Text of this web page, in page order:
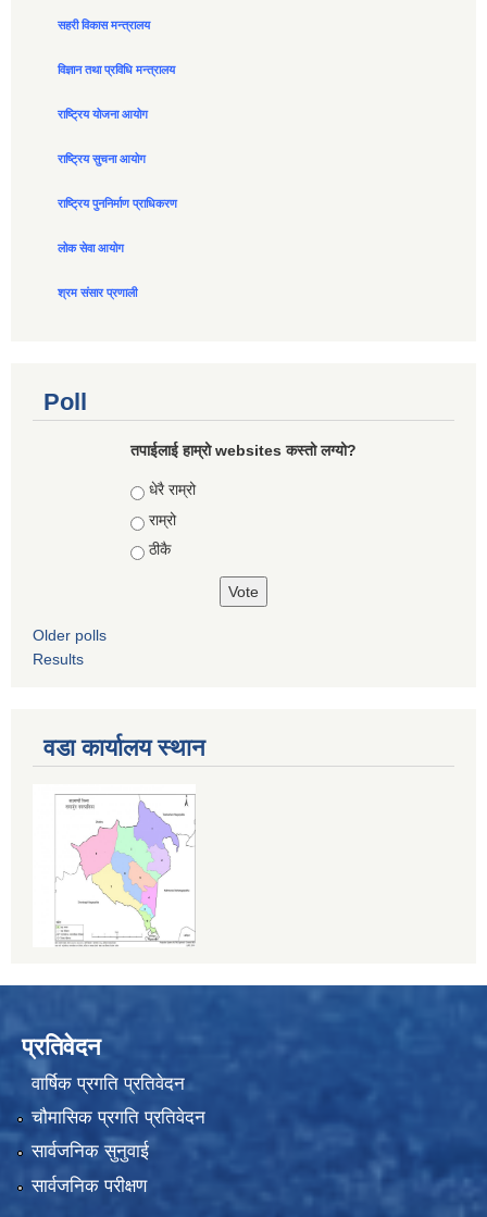
सहरी विकास मन्त्रालय
विज्ञान तथा प्रविधि मन्त्रालय
राष्ट्रिय योजना आयोग
राष्ट्रिय सुचना आयोग
राष्ट्रिय पुननिर्माण प्राधिकरण
लोक सेवा आयोग
श्रम संसार प्रणाली
Poll
तपाईलाई हाम्रो websites कस्तो लग्यो?
Choices
धेरै राम्रो
राम्रो
ठीकै
Older polls
Results
वडा कार्यालय स्थान
प्रतिवेदन
वार्षिक प्रगति प्रतिवेदन
चौमासिक प्रगति प्रतिवेदन
सार्वजनिक सुनुवाई
सार्वजनिक परीक्षण